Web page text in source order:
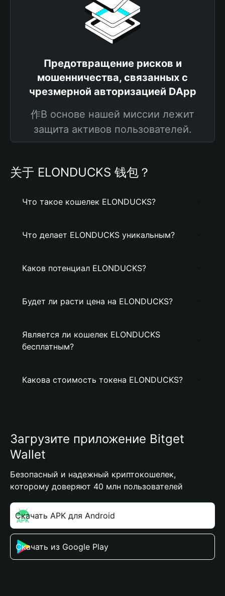
Предотвращение рисков и
мошенничества, связанных с
чрезмерной авторизацией DApp
作В основе нашей миссии лежит
защита активов пользователей.
关于 ELONDUCKS 钱包？
Что такое кошелек ELONDUCKS?
Что делает ELONDUCKS уникальным?
Каков потенциал ELONDUCKS?
Будет ли расти цена на ELONDUCKS?
Является ли кошелек ELONDUCKS
бесплатным?
Какова стоимость токена ELONDUCKS?
Загрузите приложение Bitget
Wallet
Безопасный и надежный криптокошелек,
которому доверяют 40 млн пользователей
Скачать APK для Android
Скачать из Google Play